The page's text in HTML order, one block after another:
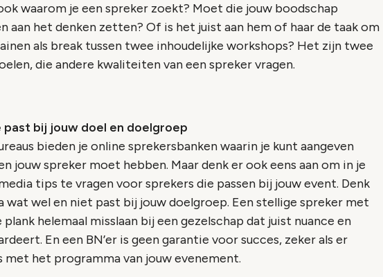
waarom je een spreker zoekt? Moet die jouw boodschap
aan het denken zetten? Of is het juist aan hem of haar de taak om
als break tussen twee inhoudelijke workshops? Het zijn twee
die andere kwaliteiten van een spreker vragen.
past bij jouw doel en doelgroep
bieden je online sprekersbanken waarin je kunt aangeven
jouw spreker moet hebben. Maar denk er ook eens aan om in je
tips te vragen voor sprekers die passen bij jouw event. Denk
wat wel en niet past bij jouw doelgroep. Een stellige spreker met
helemaal misslaan bij een gezelschap dat juist nuance en
En een BN’er is geen garantie voor succes, zeker als er
met het programma van jouw evenement.